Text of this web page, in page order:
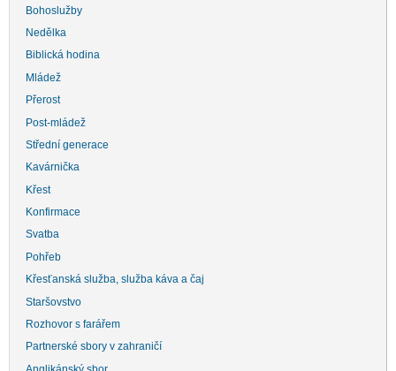
Bohoslužby
Nedělka
Biblická hodina
Mládež
Přerost
Post-mládež
Střední generace
Kavárnička
Křest
Konfirmace
Svatba
Pohřeb
Křesťanská služba, služba káva a čaj
Staršovstvo
Rozhovor s farářem
Partnerské sbory v zahraničí